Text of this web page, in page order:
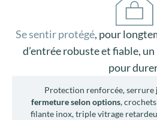
Se sentir protégé, pour
d’entrée robuste et fiable,
pour
Protection renforcée, serrure
fermeture selon options,
filante inox, triple vitrage